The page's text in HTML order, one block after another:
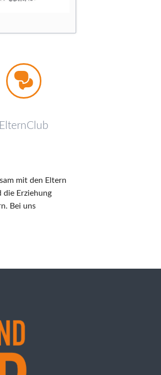
ElternClub
mit den Eltern
die Erziehung
Bei uns